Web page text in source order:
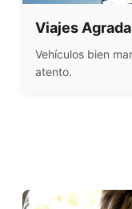
Viajes
Vehículos bien
atento.